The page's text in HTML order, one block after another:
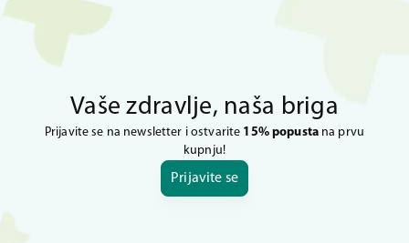
Vaše zdravlje, naša briga
Prijavite se na newsletter i ostvarite 15% popustana prvu
kupnju!
Prijavite se